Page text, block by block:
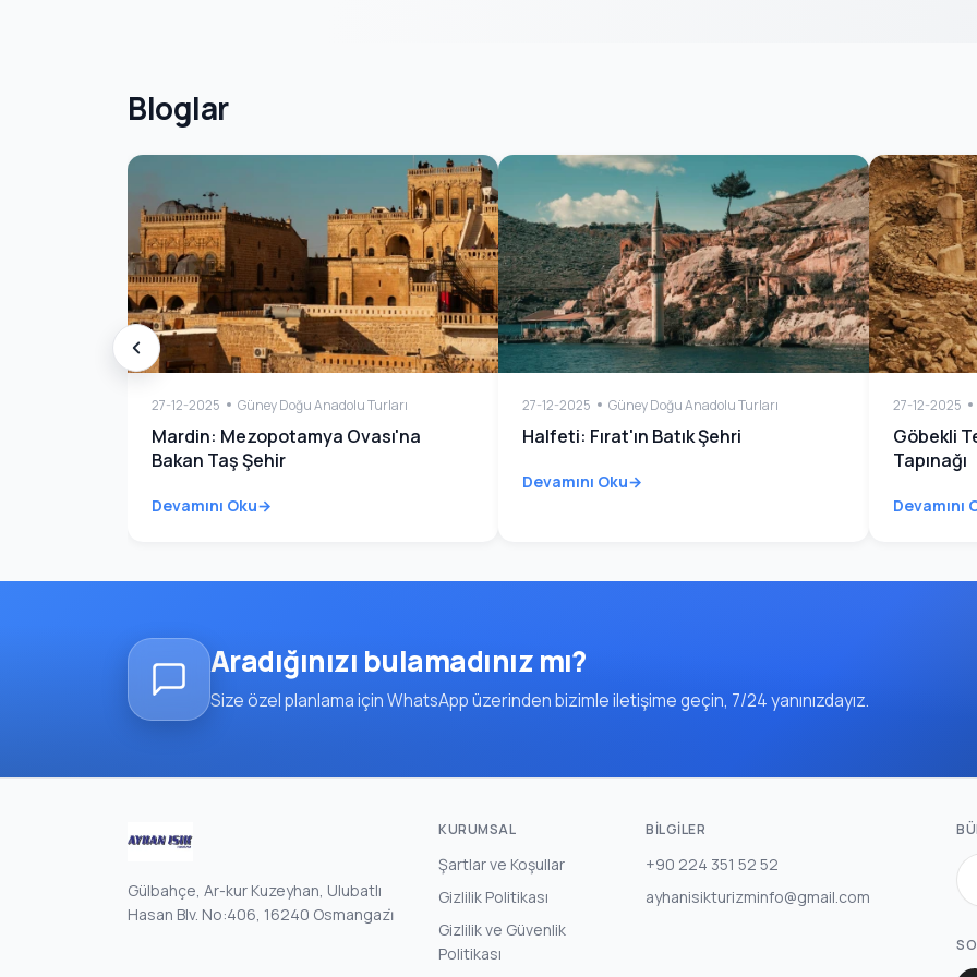
Bloglar
27-12-2025 Güney Doğu Anadolu Turları
Mardin: Mezopotamya Ovası'na
Bakan Taş Şehir
Devamını Oku
27-12-2025 Güney Doğu Anadolu Turları
Halfeti: Fırat'ın Batık Şehri
Devamını Oku
27-12-2025
Göbekli
Tapınağı
Devamını
Aradığınızı bulamadınız mı?
Size özel planlama için WhatsApp üzerinden bizimle iletişime geçin, 7/24 yanınızdayız.
Gülbahçe, Ar-kur Kuzeyhan, Ulubatlı
Hasan Blv. No:406, 16240 Osmangazi̇
KURUMSAL
Şartlar ve Koşullar
Gizlilik Politikası
Gizlilik ve Güvenlik
Politikası
BILGILER
+90 224 351 52 52
ayhanisikturizminfo@gmail.com